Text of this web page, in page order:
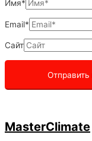
Имя*
Email*
Сайт
MasterClimate